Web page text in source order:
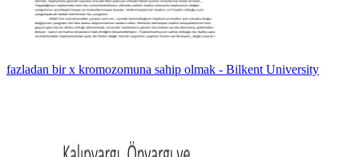
fazladan bir x kromozomuna sahip olmak - Bilkent University